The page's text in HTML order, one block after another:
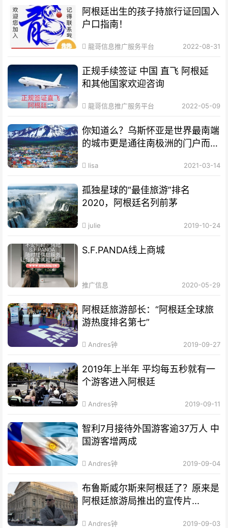
阿根廷出生的孩子持旅行证回国入
户口指南！
龍哥信息推广服务平台 2022-08-31
正规手续签证 中国 直飞 阿根延
和其他国家欢迎咨询
龍哥信息推广服务平台 2022-05-09
你知道么？乌斯怀亚是世界最南端
的城市更是通往南极洲的门户而驰
lisa 2021-03-14
孤独星球的“最佳旅游”排名
2020，阿根廷名列前茅
julie 2019-10-24
S.F.PANDA线上商城
推广信息 2020-05-29
阿根廷旅游部长：“阿根廷全球旅
游热度排名第七”
Andres钟 2019-09-27
2019年上半年 平均每五秒就有一
个游客进入阿根廷
Andres钟 2019-09-11
智利7月接待外国游客逾37万人 中
国游客增两成
Andres钟 2019-09-04
布鲁斯威尔斯来阿根廷了？原来是
阿根廷旅游局推出的宣传片...
Andres钟 2019-09-03